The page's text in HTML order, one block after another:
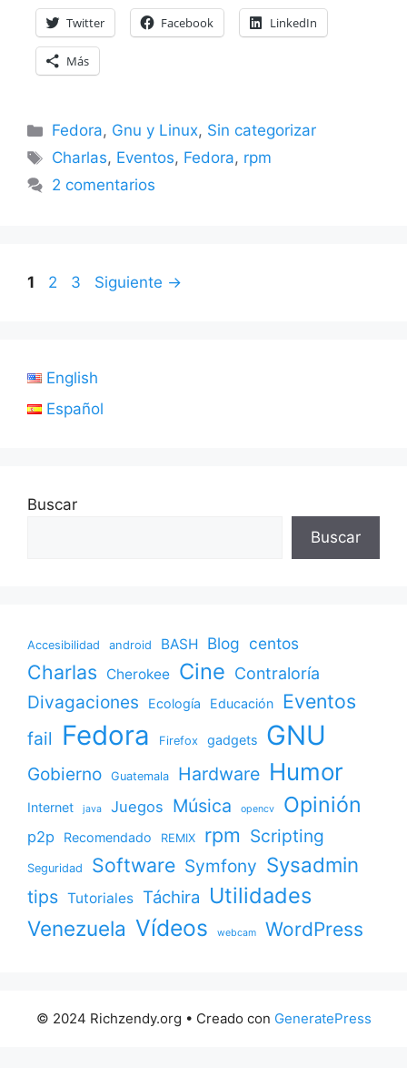
Twitter Facebook LinkedIn
Más
Categorías
Fedora, Gnu y Linux, Sin categorizar
Etiquetas
Charlas, Eventos, Fedora, rpm
2 comentarios
Página
1 Página
2 Página
3 Siguiente →
English
Español
Buscar
Buscar
Accesibilidad android BASH Blog centos
Charlas Cherokee Cine Contraloría
Divagaciones Ecología Educación Eventos
fail Fedora Firefox gadgets GNU
Gobierno Guatemala Hardware Humor
Internet java Juegos Música opencv Opinión
p2p Recomendado REMIX rpm Scripting
Seguridad Software Symfony Sysadmin
tips Tutoriales Táchira Utilidades
Venezuela Vídeos webcam WordPress
© 2024 Richzendy.org • Creado con GeneratePress